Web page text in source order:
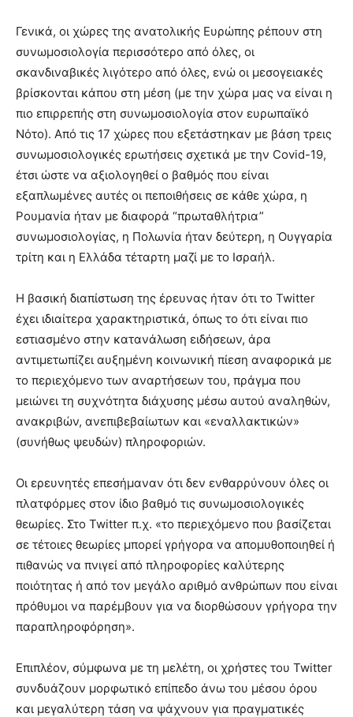
Γενικά, οι χώρες της ανατολικής Ευρώπης ρέπουν στη
συνωμοσιολογία περισσότερο από όλες, οι
σκανδιναβικές λιγότερο από όλες, ενώ οι μεσογειακές
βρίσκονται κάπου στη μέση (με την χώρα μας να είναι η
πιο επιρρεπής στη συνωμοσιολογία στον ευρωπαϊκό
Νότο). Από τις 17 χώρες που εξετάστηκαν με βάση τρεις
συνωμοσιολογικές ερωτήσεις σχετικά με την Covid-19,
έτσι ώστε να αξιολογηθεί ο βαθμός που είναι
εξαπλωμένες αυτές οι πεποιθήσεις σε κάθε χώρα, η
Ρουμανία ήταν με διαφορά “πρωταθλήτρια”
συνωμοσιολογίας, η Πολωνία ήταν δεύτερη, η Ουγγαρία
τρίτη και η Ελλάδα τέταρτη μαζί με το Ισραήλ.
Η βασική διαπίστωση της έρευνας ήταν ότι το Twitter
έχει ιδιαίτερα χαρακτηριστικά, όπως το ότι είναι πιο
εστιασμένο στην κατανάλωση ειδήσεων, άρα
αντιμετωπίζει αυξημένη κοινωνική πίεση αναφορικά με
το περιεχόμενο των αναρτήσεων του, πράγμα που
μειώνει τη συχνότητα διάχυσης μέσω αυτού αναληθών,
ανακριβών, ανεπιβεβαίωτων και «εναλλακτικών»
(συνήθως ψευδών) πληροφοριών.
Οι ερευνητές επεσήμαναν ότι δεν ενθαρρύνουν όλες οι
πλατφόρμες στον ίδιο βαθμό τις συνωμοσιολογικές
θεωρίες. Στο Twitter π.χ. «το περιεχόμενο που βασίζεται
σε τέτοιες θεωρίες μπορεί γρήγορα να απομυθοποιηθεί ή
πιθανώς να πνιγεί από πληροφορίες καλύτερης
ποιότητας ή από τον μεγάλο αριθμό ανθρώπων που είναι
πρόθυμοι να παρέμβουν για να διορθώσουν γρήγορα την
παραπληροφόρηση».
Επιπλέον, σύμφωνα με τη μελέτη, οι χρήστες του Twitter
συνδυάζουν μορφωτικό επίπεδο άνω του μέσου όρου
και μεγαλύτερη τάση να ψάχνουν για πραγματικές